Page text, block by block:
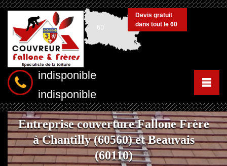
Devis gratuit
dans tout le 60
indisponible
indisponible
Entreprise couverture Fallone Frère
à Chantilly (60560) et Beauvais
(60110)